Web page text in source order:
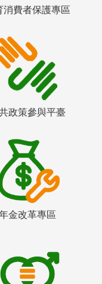
消費者保護專區
政策參與平臺
金改革專區